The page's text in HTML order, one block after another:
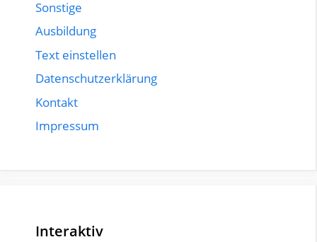
Sonstige
Ausbildung
Text einstellen
Datenschutzerklärung
Kontakt
Impressum
Interaktiv